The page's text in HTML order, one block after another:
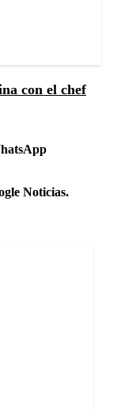
con el chef
Noticias.